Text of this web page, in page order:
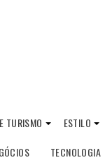
TURISMO ESTILO
TECNOLOGIA